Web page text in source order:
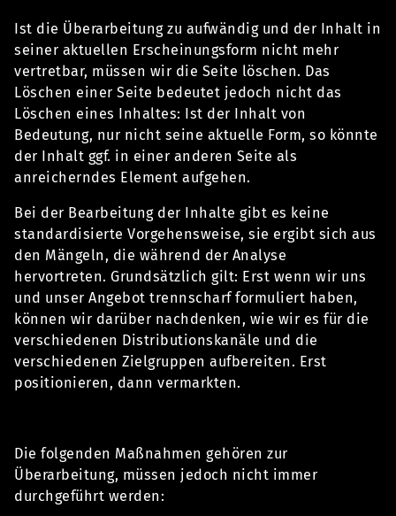
Ist die Überarbeitung zu aufwändig und der Inhalt in
seiner aktuellen Erscheinungsform nicht mehr
vertretbar, müssen wir die Seite löschen. Das
Löschen einer Seite bedeutet jedoch nicht das
Löschen eines Inhaltes: Ist der Inhalt von
Bedeutung, nur nicht seine aktuelle Form, so könnte
der Inhalt ggf. in einer anderen Seite als
anreicherndes Element aufgehen.
Bei der Bearbeitung der Inhalte gibt es keine
standardisierte Vorgehensweise, sie ergibt sich aus
den Mängeln, die während der Analyse
hervortreten. Grundsätzlich gilt: Erst wenn wir uns
und unser Angebot trennscharf formuliert haben,
können wir darüber nachdenken, wie wir es für die
verschiedenen Distributionskanäle und die
verschiedenen Zielgruppen aufbereiten. Erst
positionieren, dann vermarkten.
Die folgenden Maßnahmen gehören zur
Überarbeitung, müssen jedoch nicht immer
durchgeführt werden: